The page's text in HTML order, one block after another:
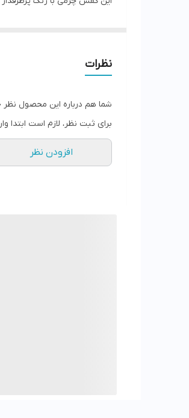
نظرات
شما هم درباره این محصول نظر
برای ثبت نظر، لازم است ابتدا
افزودن نظر